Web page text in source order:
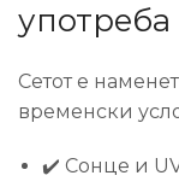
употреба
Сетот е
временски
✔️ Сонце и